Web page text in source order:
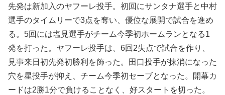
先発は新加入のヤフーレ投手。初回にサンタナ選手と中村
選手のタイムリーで3点を奪い、優位な展開で試合を進め
る。5回には塩見選手がチーム今季初ホームランとなる1
発を打った。ヤフーレ投手は、6回2失点で試合を作り、
見事来日初先発初勝利を飾った。田口投手が抹消になった
穴を星投手が抑え、チーム今季初セーブとなった。開幕カ
ードは2勝1分で負けることなく、好スタートを切った。